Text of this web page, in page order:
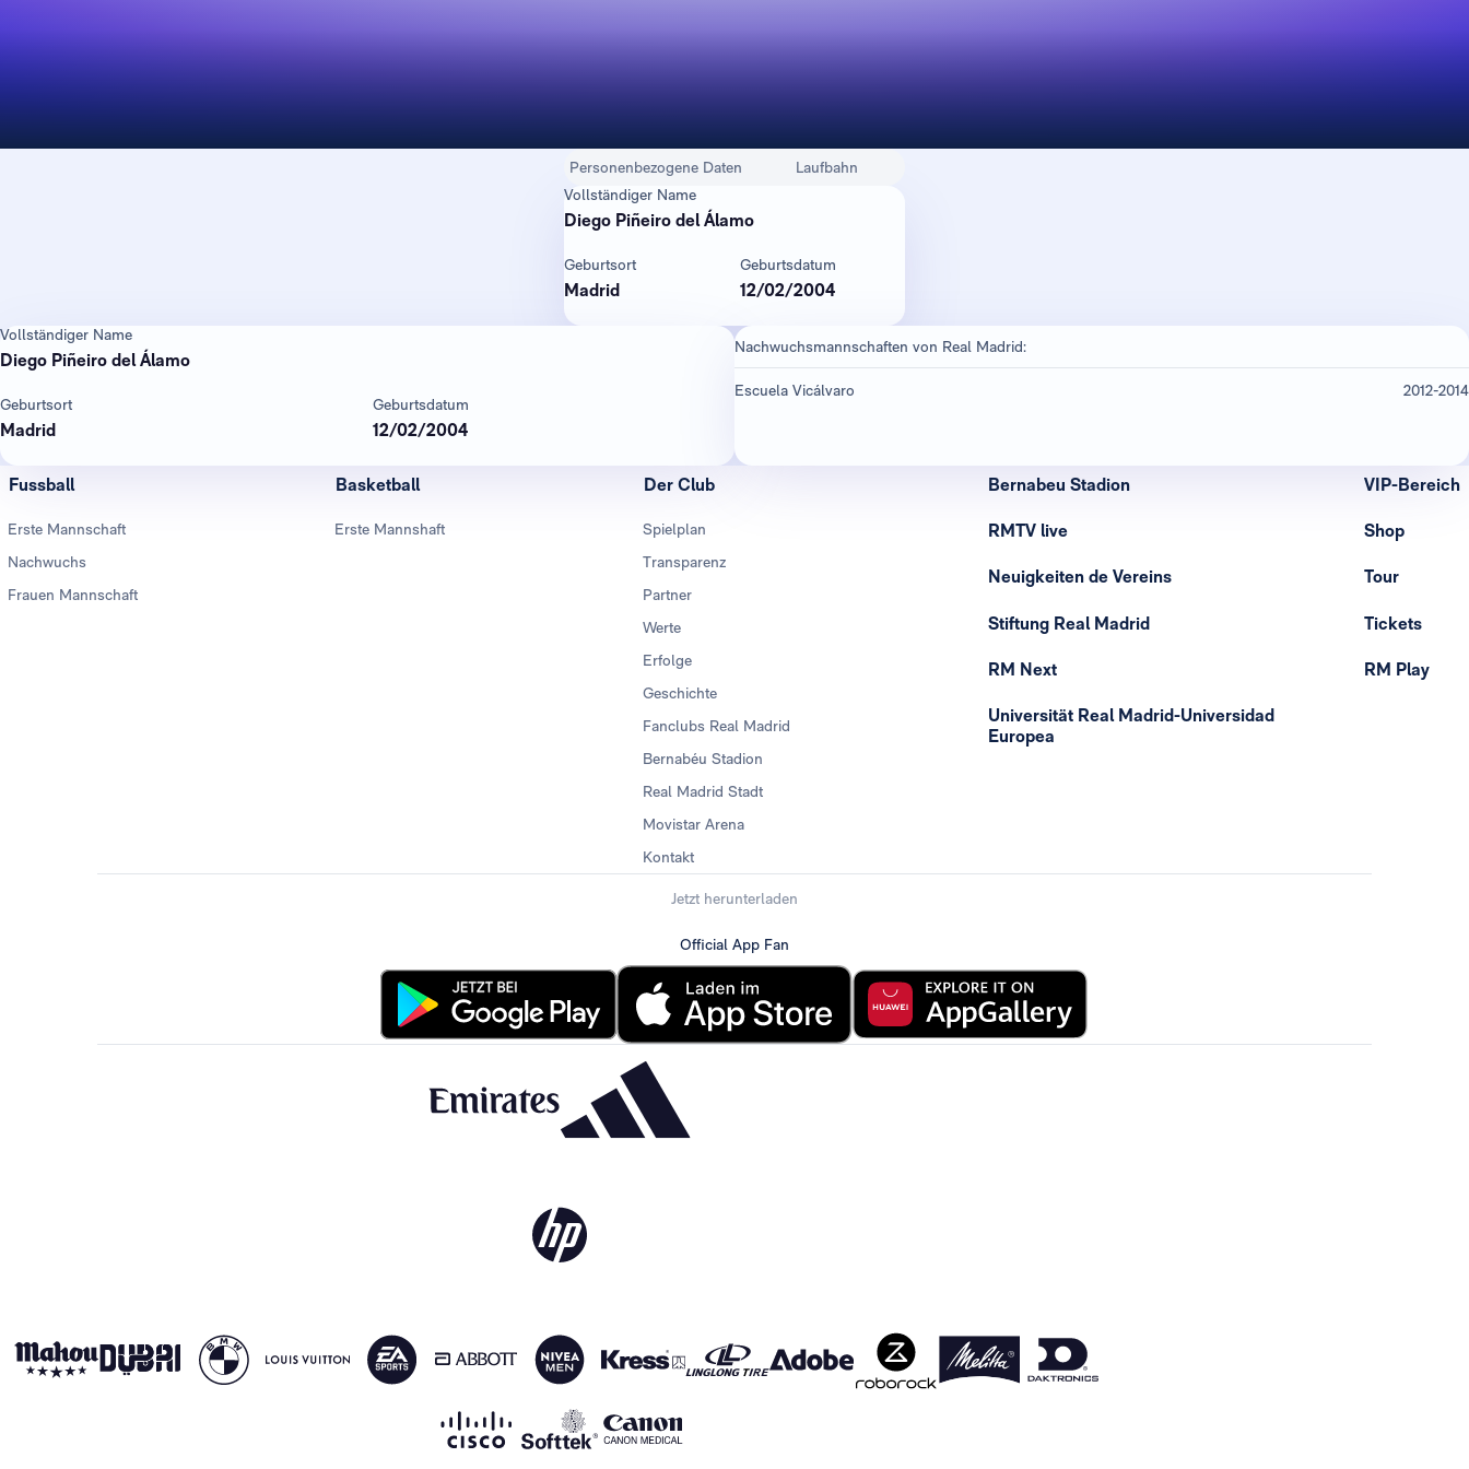
Personenbezogene Daten
Laufbahn
Vollständiger Name
Diego Piñeiro del Álamo
Geburtsort
Madrid
Geburtsdatum
12/02/2004
Vollständiger Name
Diego Piñeiro del Álamo
Geburtsort
Madrid
Geburtsdatum
12/02/2004
Nachwuchsmannschaften von Real Madrid:
Escuela Vicálvaro 2012-2014
Fussball
Erste Mannschaft
Nachwuchs
Frauen Mannschaft
Basketball
Erste Mannshaft
Der Club
Spielplan
Transparenz
Partner
Werte
Erfolge
Geschichte
Fanclubs Real Madrid
Bernabéu Stadion
Real Madrid Stadt
Movistar Arena
Kontakt
Bernabeu Stadion
RMTV live
Neuigkeiten de Vereins
Stiftung Real Madrid
RM Next
Universität Real Madrid-Universidad
Europea
VIP-Bereich
Shop
Tour
Tickets
RM Play
Jetzt herunterladen
Official App Fan